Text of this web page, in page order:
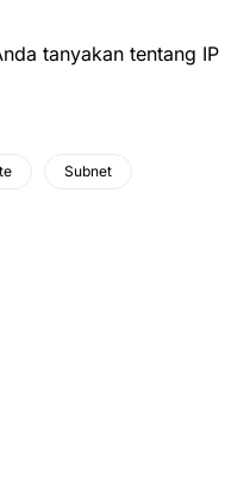
tanyakan tentang IP
Subnet